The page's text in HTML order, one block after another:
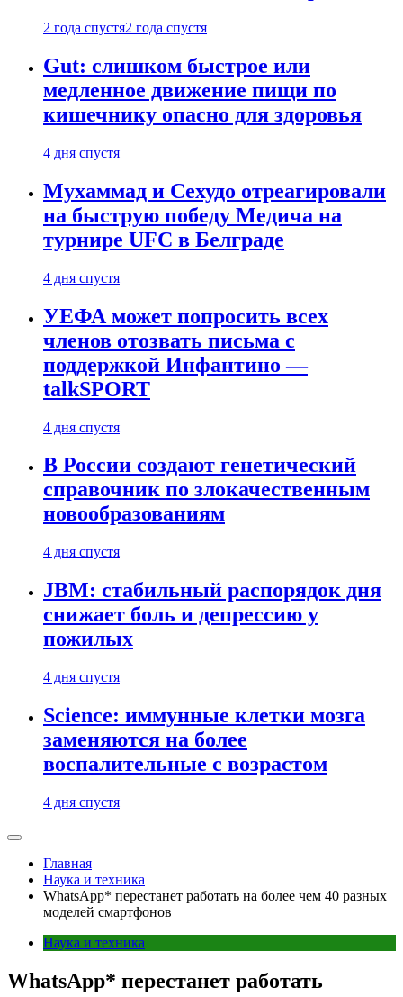
2 года спустя2 года спустя
Gut: слишком быстрое или
медленное движение пищи по
кишечнику опасно для здоровья
4 дня спустя
Мухаммад и Сехудо отреагировали
на быструю победу Медича на
турнире UFC в Белграде
4 дня спустя
УЕФА может попросить всех
членов отозвать письма с
поддержкой Инфантино —
talkSPORT
4 дня спустя
В России создают генетический
справочник по злокачественным
новообразованиям
4 дня спустя
JBM: стабильный распорядок дня
снижает боль и депрессию у
пожилых
4 дня спустя
Science: иммунные клетки мозга
заменяются на более
воспалительные с возрастом
4 дня спустя
Главная
Наука и техника
WhatsApp* перестанет работать на более чем 40 разных
моделей смартфонов
Наука и техника
WhatsApp* перестанет работать